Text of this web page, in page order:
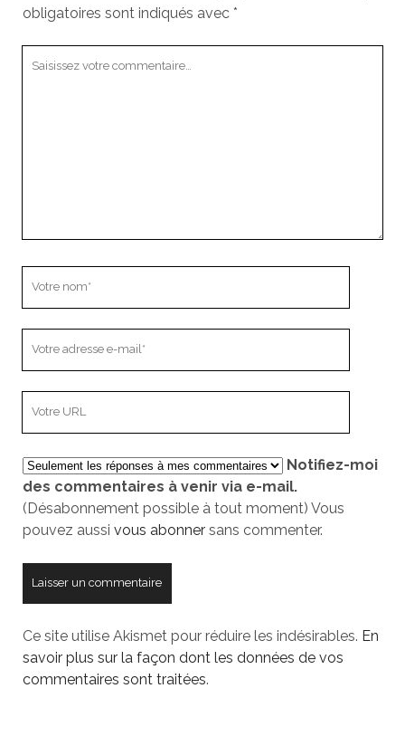
obligatoires sont indiqués avec *
mail
votre
site
Notifiez-moi
des commentaires à venir via e-mail.
(Désabonnement possible à tout moment) Vous
pouvez aussi vous abonnersans commenter.
Ce site utilise Akismet pour réduire les indésirables. En
savoir plus sur la façon dont les données de vos
commentaires sont traitées.